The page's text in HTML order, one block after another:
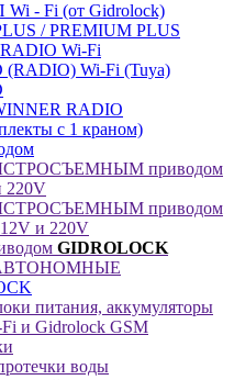
- Fi (от Gidrolock)
/ PREMIUM PLUS
Wi-Fi
Wi-Fi (Tuya)
RADIO
с 1 краном)
приводом
220V
приводом
и 220V
GIDROLOCK
питания, аккумуляторы
и Gidrolock GSM
воды